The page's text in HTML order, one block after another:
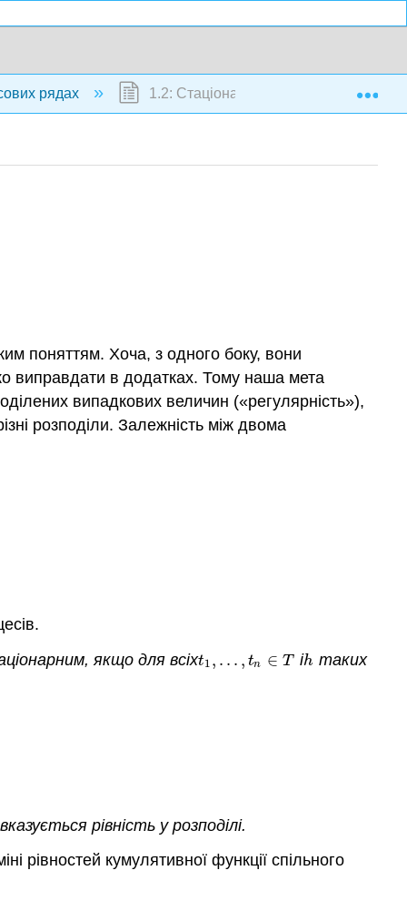
рядах 1.2: Стаціонарний часовий ряд
поняттям. Хоча, з одного боку, вони
виправдати в додатках. Тому наша мета
випадкових величин («регулярність»),
розподіли. Залежність між двома
якщо для всіхt1 , . . . , tn ∈ T
t1 , .. . ,t n∈ T іh
h таких
вказується рівність у розподілі.
рівностей кумулятивної функції спільного